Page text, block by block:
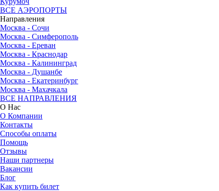
ВСЕ АЭРОПОРТЫ
Направления
Москва - Сочи
Москва - Симферополь
Москва - Ереван
Москва - Краснодар
Москва - Калининград
Москва - Душанбе
Москва - Екатеринбург
Москва - Махачкала
ВСЕ НАПРАВЛЕНИЯ
О Нас
О Компании
Контакты
Способы оплаты
Помощь
Отзывы
Наши партнеры
Вакансии
Блог
Как купить билет